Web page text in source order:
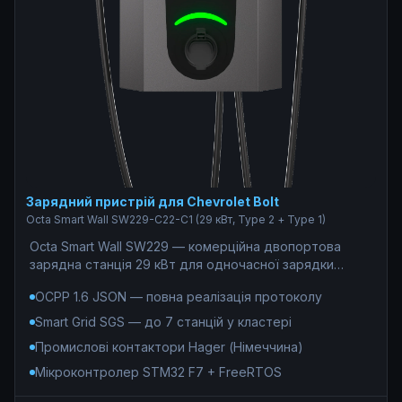
Зарядний пристрій для Chevrolet Bolt
Octa Smart Wall SW229-С22-C1 (29 кВт, Type 2 + Type 1)
Octa Smart Wall SW229 — комерційна двопортова
зарядна станція 29 кВт для одночасної зарядки
(Type 1, 7,4 кВт). Ідеальне рішення для монетизації
паркінгів ЖК, готелів та бізнес-центрів: OCPP 1.6
індустріальний стандарт: мікроконтролер STM32F746
під керуванням FreeRTOS, промислові контактори
OCPP 1.6 JSON — повна реалізація протоколу
Smart Grid SGS — до 7 станцій у кластері
Промислові контактори Hager (Німеччина)
Мікроконтролер STM32 F7 + FreeRTOS